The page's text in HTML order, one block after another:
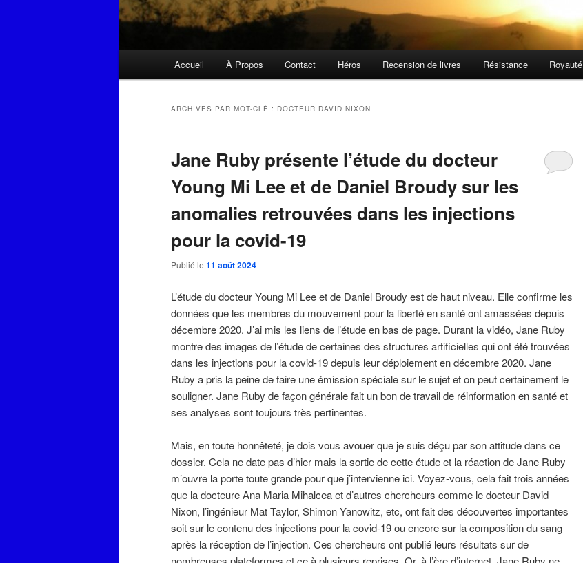
Accueil À Propos Contact Héros Recension de livres Résistance Royauté
ARCHIVES PAR MOT-CLÉ : DOCTEUR DAVID NIXON
Jane Ruby présente l’étude du docteur
Young Mi Lee et de Daniel Broudy sur les
anomalies retrouvées dans les injections
pour la covid-19
Publié le 11 août 2024
L’étude du docteur Young Mi Lee et de Daniel Broudy est de haut niveau. Elle confirme les
données que les membres du mouvement pour la liberté en santé ont amassées depuis
décembre 2020. J’ai mis les liens de l’étude en bas de page. Durant la vidéo, Jane Ruby
montre des images de l’étude de certaines des structures artificielles qui ont été trouvées
dans les injections pour la covid-19 depuis leur déploiement en décembre 2020. Jane
Ruby a pris la peine de faire une émission spéciale sur le sujet et on peut certainement le
souligner. Jane Ruby de façon générale fait un bon de travail de réinformation en santé et
ses analyses sont toujours très pertinentes.
Mais, en toute honnêteté, je dois vous avouer que je suis déçu par son attitude dans ce
dossier. Cela ne date pas d’hier mais la sortie de cette étude et la réaction de Jane Ruby
m’ouvre la porte toute grande pour que j’intervienne ici. Voyez-vous, cela fait trois années
que la docteure Ana Maria Mihalcea et d’autres chercheurs comme le docteur David
Nixon, l’ingénieur Mat Taylor, Shimon Yanowitz, etc, ont fait des découvertes importantes
soit sur le contenu des injections pour la covid-19 ou encore sur la composition du sang
après la réception de l’injection. Ces chercheurs ont publié leurs résultats sur de